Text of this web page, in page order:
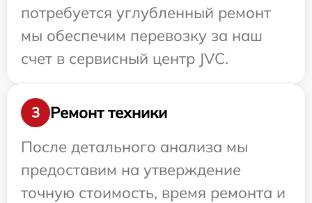
потребуется углубленный ремонт
мы обеспечим перевозку за наш
счет в сервисный центр JVC.
3
Ремонт техники
После детального анализа мы
предоставим на утверждение
точную стоимость, время ремонта и